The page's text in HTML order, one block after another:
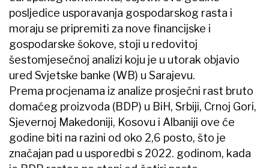
posljedice usporavanja gospodarskog rasta i
moraju se pripremiti za nove financijske i
gospodarske šokove, stoji u redovitoj
šestomjesečnoj analizi koju je u utorak objavio
ured Svjetske banke (WB) u Sarajevu.
Prema procjenama iz analize prosječni rast bruto
domaćeg proizvoda (BDP) u BiH, Srbiji, Crnoj Gori,
Sjevernoj Makedoniji, Kosovu i Albaniji ove će
godine biti na razini od oko 2,6 posto, što je
značajan pad u usporedbi s 2022. godinom, kada